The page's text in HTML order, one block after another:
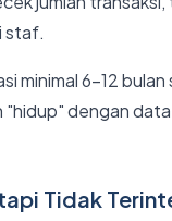
staf.
minimal 6-12 bulan
"hidup" dengan
Tidak